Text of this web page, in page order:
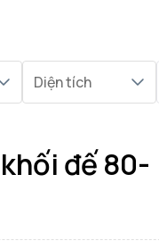
Diện tích
đế 80-